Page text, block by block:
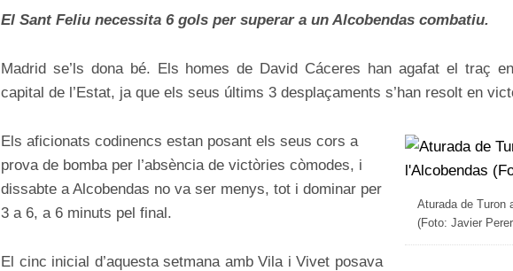
El Sant Feliu necessita 6 gols per superar a un Alcobendas combatiu.
Madrid se’ls dona bé. Els homes de David Cáceres han agafat el traç
capital de l’Estat, ja que els seus últims 3 desplaçaments s’han resolt en
Aturada de Turon
(Foto: Javier
Els aficionats codinencs estan posant els seus cors a
prova de bomba per l’absència de victòries còmodes, i
dissabte a Alcobendas no va ser menys, tot i dominar per
3 a 6, a 6 minuts pel final.
El cinc inicial d’aquesta setmana amb Vila i Vivet posava